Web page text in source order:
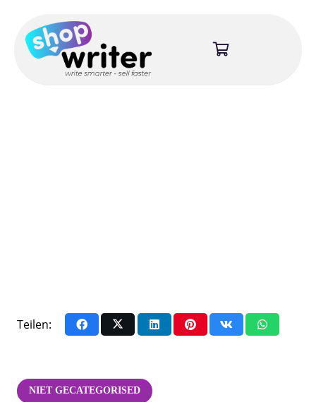
Teilen:
NIET GECATEGORISED